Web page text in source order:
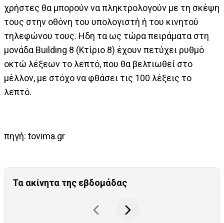
χρήστες θα μπορούν να πληκτρολογούν με τη σκέψη
τους στην οθόνη του υπολογιστή ή του κινητού
τηλεφώνου τους. Ηδη τα ως τώρα πειράματα στη
μονάδα Building 8 (Κτίριο 8) έχουν πετύχει ρυθμό
οκτώ λέξεων το λεπτό, που θα βελτιωθεί στο
μέλλον, με στόχο να φθάσει τις 100 λέξεις το
λεπτό.
πηγή: tovima.gr
Τα ακίνητα της εβδομάδας